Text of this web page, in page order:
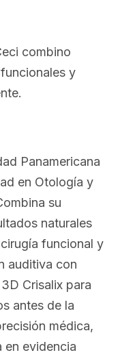
combino
y
Panamericana
en Otología y
su
naturales
funcional y
auditiva con
Crisalix para
antes de la
médica,
en evidencia